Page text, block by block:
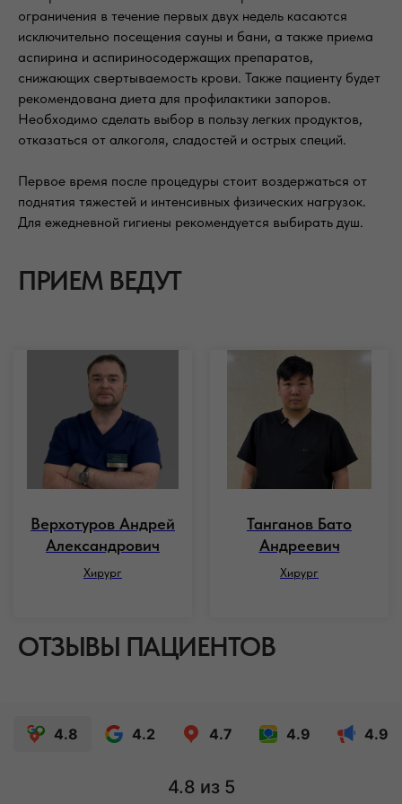
ограничения в течение первых двух недель касаются
исключительно посещения сауны и бани, а также приема
аспирина и аспириносодержащих препаратов,
снижающих свертываемость крови. Также пациенту будет
рекомендована диета для профилактики запоров.
Необходимо сделать выбор в пользу легких продуктов,
отказаться от алкоголя, сладостей и острых специй.
Первое время после процедуры стоит воздержаться от
поднятия тяжестей и интенсивных физических нагрузок.
Для ежедневной гигиены рекомендуется выбирать душ.
ПРИЕМ ВЕДУТ
Верхотуров Андрей
Александрович
Хирург
Танганов Бато
Андреевич
Хирург
ОТЗЫВЫ ПАЦИЕНТОВ
4.8 4.2 4.7 4.9 4.9
4.8 из 5